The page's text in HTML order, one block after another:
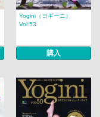
Yogini（ヨギーニ）
Vol.53
購入